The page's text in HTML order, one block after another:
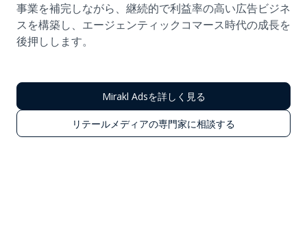
事業を補完しながら、継続的で利益率の高い広告ビジネ
スを構築し、エージェンティックコマース時代の成長を
後押しします。
Mirakl Adsを詳しく見る
リテールメディアの専門家に相談する